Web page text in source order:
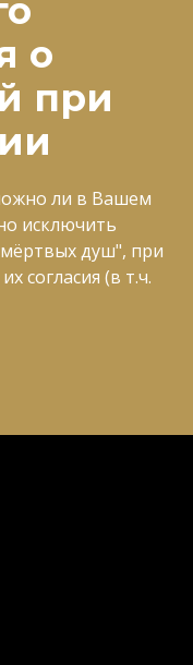
о
при
ли в Вашем
исключить
душ", при
согласия (в т.ч.